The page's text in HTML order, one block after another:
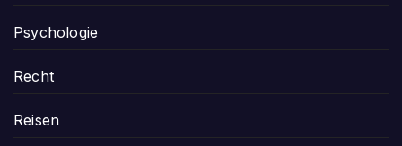
Psychologie
Recht
Reisen